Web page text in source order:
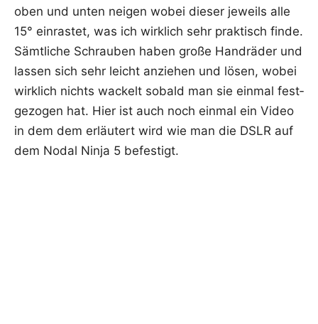
oben und unten nei­gen wobei die­ser jeweils alle
15° ein­ras­tet, was ich wirk­lich sehr prak­tisch fin­de.
Sämt­li­che Schrau­ben haben gro­ße Hand­rä­der und
las­sen sich sehr leicht anzie­hen und lösen, wobei
wirk­lich nichts wackelt sobald man sie ein­mal fest­
ge­zo­gen hat. Hier ist auch noch ein­mal ein Video
in dem dem erläu­tert wird wie man die DSLR auf
dem Nodal Nin­ja 5 befestigt.